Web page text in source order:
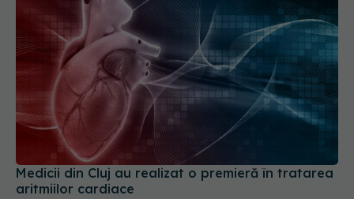
Medicii din Cluj au realizat o premieră în tratarea
aritmiilor cardiace